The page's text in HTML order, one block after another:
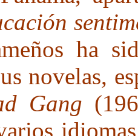
ha
novelas,
Gang